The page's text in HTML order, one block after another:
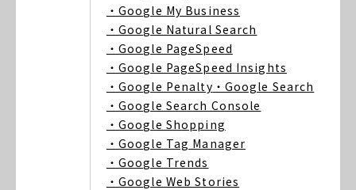
・Google My Business
・Google Natural Search
・Google PageSpeed
・Google PageSpeed Insights
・Google Penalty ・Google Search
・Google Search Console
・Google Shopping
・Google Tag Manager
・Google Trends
・Google Web Stories